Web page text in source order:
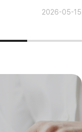
2026-05-15